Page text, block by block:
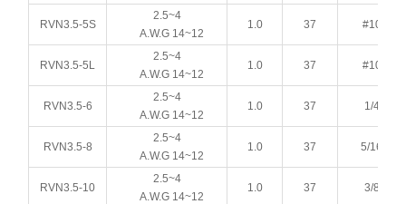
RVN3.5-5S
2.5~4
A.W.G 14~12
1.0 37 #10
RVN3.5-5L
2.5~4
A.W.G 14~12
1.0 37 #10
RVN3.5-6
2.5~4
A.W.G 14~12
1.0 37 1/4
RVN3.5-8
2.5~4
A.W.G 14~12
1.0 37 5/16
RVN3.5-10
2.5~4
A.W.G 14~12
1.0 37 3/8